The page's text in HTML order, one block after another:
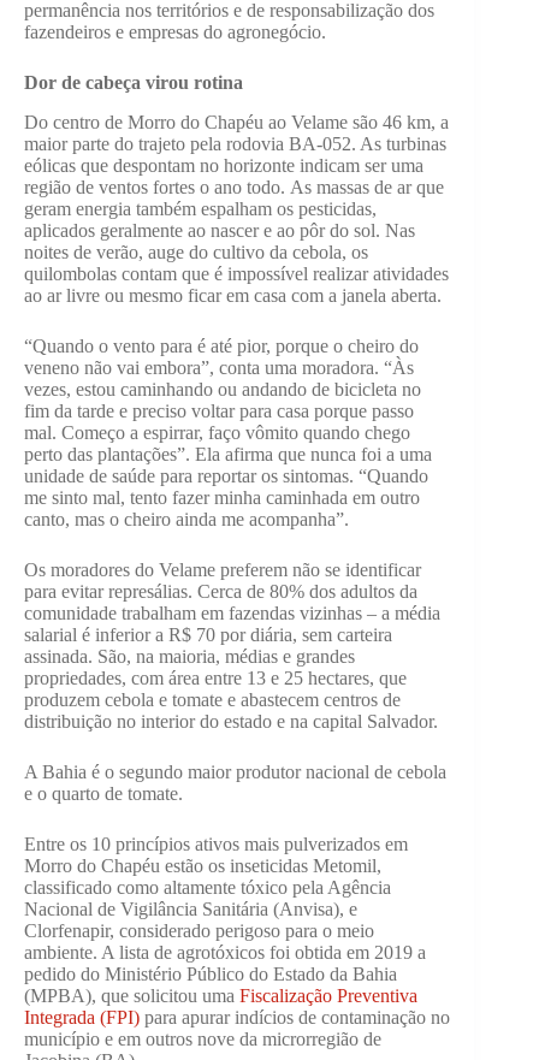
permanência nos territórios e de responsabilização dos
fazendeiros e empresas do agronegócio.
Dor de cabeça virou rotina
Do centro de Morro do Chapéu ao Velame são 46 km, a
maior parte do trajeto pela rodovia BA-052. As turbinas
eólicas que despontam no horizonte indicam ser uma
região de ventos fortes o ano todo. As massas de ar que
geram energia também espalham os pesticidas,
aplicados geralmente ao nascer e ao pôr do sol. Nas
noites de verão, auge do cultivo da cebola, os
quilombolas contam que é impossível realizar atividades
ao ar livre ou mesmo ficar em casa com a janela aberta.
“Quando o vento para é até pior, porque o cheiro do
veneno não vai embora”, conta uma moradora. “Às
vezes, estou caminhando ou andando de bicicleta no
fim da tarde e preciso voltar para casa porque passo
mal. Começo a espirrar, faço vômito quando chego
perto das plantações”. Ela afirma que nunca foi a uma
unidade de saúde para reportar os sintomas. “Quando
me sinto mal, tento fazer minha caminhada em outro
canto, mas o cheiro ainda me acompanha”.
Os moradores do Velame preferem não se identificar
para evitar represálias. Cerca de 80% dos adultos da
comunidade trabalham em fazendas vizinhas – a média
salarial é inferior a R$ 70 por diária, sem carteira
assinada. São, na maioria, médias e grandes
propriedades, com área entre 13 e 25 hectares, que
produzem cebola e tomate e abastecem centros de
distribuição no interior do estado e na capital Salvador.
A Bahia é o segundo maior produtor nacional de cebola
e o quarto de tomate.
Entre os 10 princípios ativos mais pulverizados em
Morro do Chapéu estão os inseticidas Metomil,
classificado como altamente tóxico pela Agência
Nacional de Vigilância Sanitária (Anvisa), e
Clorfenapir, considerado perigoso para o meio
ambiente. A lista de agrotóxicos foi obtida em 2019 a
pedido do Ministério Público do Estado da Bahia
(MPBA), que solicitou uma Fiscalização Preventiva
Integrada (FPI) para apurar indícios de contaminação no
município e em outros nove da microrregião de